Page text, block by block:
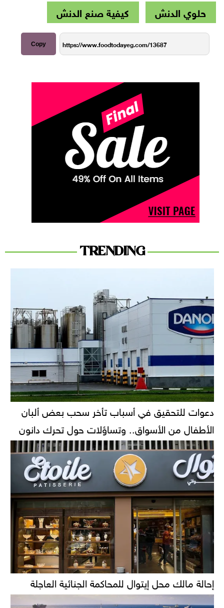
حلوي الدنش كيفية صنع الدنش
Copy
TRENDING
دعوات للتحقيق في أسباب تأخر سحب بعض ألبان
الأطفال من الأسواق.. وتساؤلات حول تحرك دانون
إحالة مالك محل إيتوال للمحاكمة الجنائية العاجلة